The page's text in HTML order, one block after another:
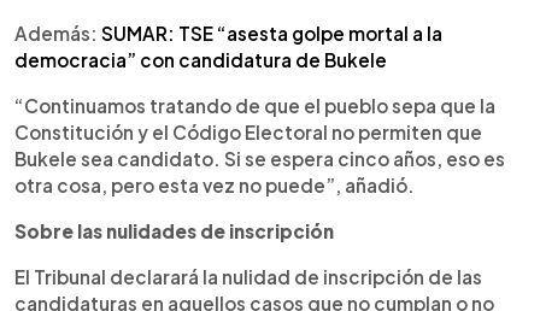
Además: SUMAR: TSE “asesta golpe mortal a la
democracia” con candidatura de Bukele
“Continuamos tratando de que el pueblo sepa que la
Constitución y el Código Electoral no permiten que
Bukele sea candidato. Si se espera cinco años, eso es
otra cosa, pero esta vez no puede”, añadió.
Sobre las nulidades de inscripción
El Tribunal declarará la nulidad de inscripción de las
candidaturas en aquellos casos que no cumplan o no